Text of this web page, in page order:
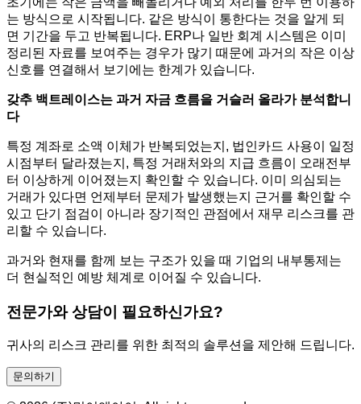
는 방식으로 시작됩니다. 같은 방식이 통한다는 것을 알게 되
면 기간을 두고 반복됩니다. ERP나 일반 회계 시스템은 이미
정리된 자료를 보여주는 경우가 많기 때문에 과거의 작은 이상
신호를 연결해서 보기에는 한계가 있습니다.
갖추 백트레이스는 과거 자금 흐름을 거슬러 올라가 분석합니
다
특정 계좌로 소액 이체가 반복되었는지, 법인카드 사용이 일정
시점부터 달라졌는지, 특정 거래처와의 지급 흐름이 오래전부
터 이상하게 이어졌는지 확인할 수 있습니다. 이미 의심되는
거래가 있다면 언제부터 문제가 발생했는지 근거를 확인할 수
있고 단기 점검이 아니라 장기적인 관점에서 재무 리스크를 관
리할 수 있습니다.
과거와 현재를 함께 보는 구조가 있을 때 기업의 내부통제는
더 현실적인 예방 체계로 이어질 수 있습니다.
전문가와 상담이 필요하신가요?
귀사의 리스크 관리를 위한 최적의 솔루션을 제안해 드립니다.
문의하기